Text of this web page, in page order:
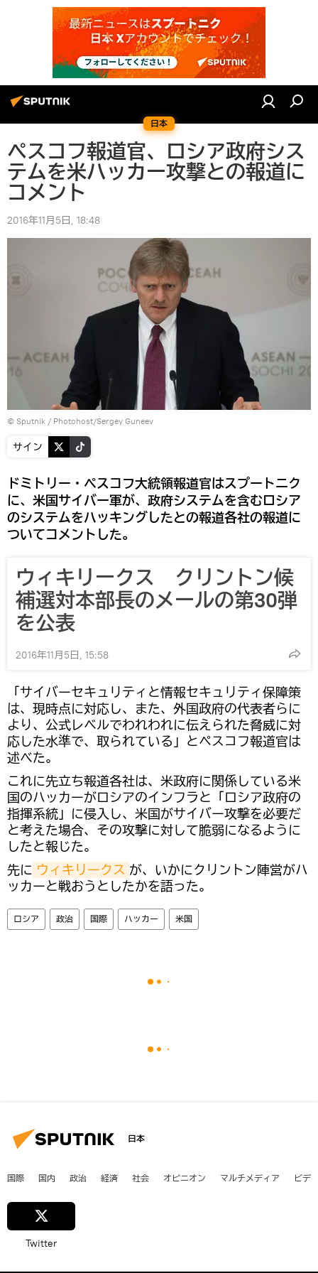
日本
ペスコフ報道官、ロシア政府シス
テムを米ハッカー攻撃との報道に
コメント
2016年11月5日, 18:48
© Sputnik / Photohost/Sergey Guneev
サイン
ドミトリー・ペスコフ大統領報道官はスプートニク
に、米国サイバー軍が、政府システムを含むロシア
のシステムをハッキングしたとの報道各社の報道に
ついてコメントした。
ウィキリークス クリントン候
補選対本部長のメールの第30弾
を公表
2016年11月5日, 15:58
「サイバーセキュリティと情報セキュリティ保障策
は、現時点に対応し、また、外国政府の代表者らに
より、公式レベルでわれわれに伝えられた脅威に対
応した水準で、取られている」とペスコフ報道官は
述べた。
これに先立ち報道各社は、米政府に関係している米
国のハッカーがロシアのインフラと「ロシア政府の
指揮系統」に侵入し、米国がサイバー攻撃を必要だ
と考えた場合、その攻撃に対して脆弱になるように
したと報じた。
先に ウィキリークス が、いかにクリントン陣営がハ
ッカーと戦おうとしたかを語った。
ロシア 政治 国際 ハッカー 米国
日本
国際 国内 政治 経済 社会 オピニオン マルチメディア ビデ
Twitter